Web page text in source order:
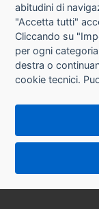
abitudini di
"Accetta tutti"
Cliccando su
per ogni
destra o
cookie tecnici.
che si trova in
informazioni